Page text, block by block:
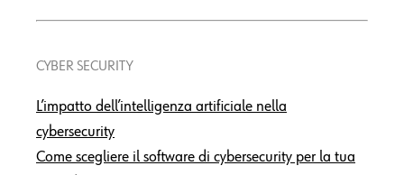
CYBER SECURITY
L’impatto dell’intelligenza artificiale nella
cybersecurity
Come scegliere il software di cybersecurity per la tua